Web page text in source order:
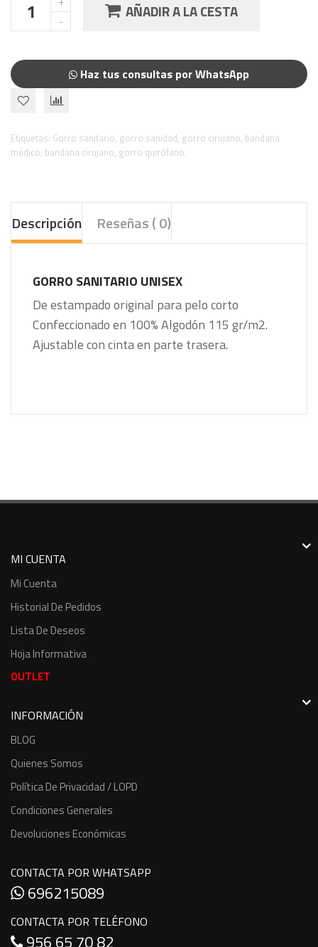
AÑADIR A LA CESTA
Haz tus consultas por WhatsApp
Etiquetas: Gorro sanitario, gorro sanidad, gorro cirujano, bandana
médico, bandana cirujano, gorro quirófano.
Descripción Reseñas ( 0)
GORRO SANITARIO UNISEX
De estampado original para pelo corto
Confeccionado en 100% Algodón 115 gr/m2.
Ajustable con cinta en parte trasera.
MI CUENTA
Mi Cuenta
Historial De Pedidos
Lista De Deseos
Hoja Informativa
OUTLET
INFORMACIÓN
BLOG
Quienes Somos
Política De Privacidad / LOPD
Condiciones Generales
Devoluciones Económicas
CONTACTA POR WHATSAPP
696215089
CONTACTA POR TELÉFONO
956 65 70 82